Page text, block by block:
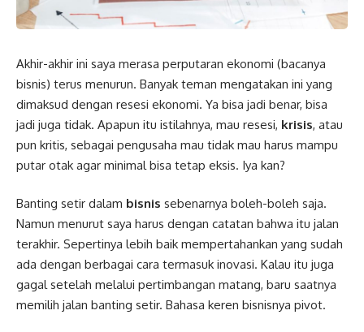
Akhir-akhir ini saya merasa perputaran ekonomi (bacanya
bisnis) terus menurun. Banyak teman mengatakan ini yang
dimaksud dengan resesi ekonomi. Ya bisa jadi benar, bisa
jadi juga tidak. Apapun itu istilahnya, mau resesi, krisis, atau
pun kritis, sebagai pengusaha mau tidak mau harus mampu
putar otak agar minimal bisa tetap eksis. Iya kan?
Banting setir dalam bisnis sebenarnya boleh-boleh saja.
Namun menurut saya harus dengan catatan bahwa itu jalan
terakhir. Sepertinya lebih baik mempertahankan yang sudah
ada dengan berbagai cara termasuk inovasi. Kalau itu juga
gagal setelah melalui pertimbangan matang, baru saatnya
memilih jalan banting setir. Bahasa keren bisnisnya pivot.